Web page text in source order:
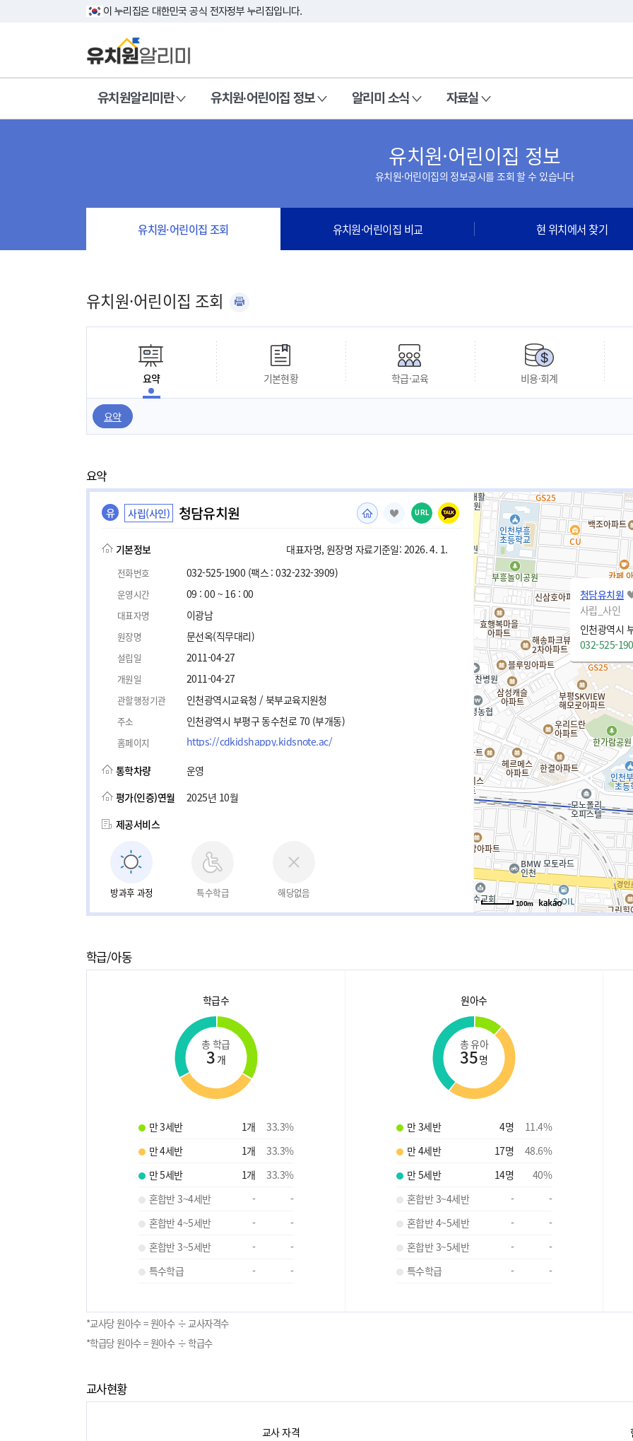
이 누리집은 대한민국 공식 전자정부 누리집입니다.
유치원알리미란 유치원·어린이집 정보 알리미 소식 자료실
유치원·어린이집 정보
유치원·어린이집의 정보공시를 조회 할 수 있습니다
유치원·어린이집 조회 유치원·어린이집 비교 현 위치에서 찾기
유치원·어린이집 조회
요약 기본현황 학급·교육 비용·회계
요약
요약
유 사립(사인) 청담유치원 URL
기본정보 대표자명, 원장명 자료기준일: 2026. 4. 1.
전화번호 032-525-1900 (팩스 : 032-232-3909)
운영시간 09 : 00 ~ 16 : 00
대표자명 이광남
원장명 문선옥(직무대리)
설립일 2011-04-27
개원일 2011-04-27
관할행정기관 인천광역시교육청 / 북부교육지원청
주소 인천광역시 부평구 동수천로 70 (부개동)
홈페이지 https://cdkidshappy.kidsnote.ac/
통학차량
운영
평가(인증)연월
2025년 10월
제공서비스
방과후 과정 특수학급 해당없음
청담유치원
사립_사인
인천광역시
032-525-
100m
학급/아동
학급수
총 학급
3 개
만 3세반 1개 33.3%
만 4세반
1개 33.3%
만 5세반
1개 33.3%
혼합반 3~4세반
-
-
혼합반 4~5세반
-
-
혼합반 3~5세반
-
-
특수학급
- -
원아수
총 유아
35명
만 3세반 4명 11.4%
만 4세반
17명 48.6%
만 5세반
14명 40%
혼합반 3~4세반
-
-
혼합반 4~5세반
-
-
혼합반 3~5세반
-
-
특수학급
- -
*교사당 원아수 = 원아수 ÷ 교사자격수
*학급당 원아수 = 원아수 ÷ 학급수
교사현황
교사 자격